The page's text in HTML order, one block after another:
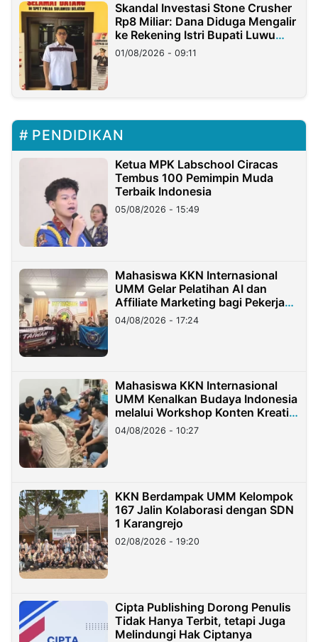
Skandal Investasi Stone Crusher
Rp8 Miliar: Dana Diduga Mengalir
ke Rekening Istri Bupati Luwu
Timur
01/08/2026 - 09:11
PENDIDIKAN
Ketua MPK Labschool Ciracas
Tembus 100 Pemimpin Muda
Terbaik Indonesia
05/08/2026 - 15:49
Mahasiswa KKN Internasional
UMM Gelar Pelatihan AI dan
Affiliate Marketing bagi Pekerja
Migran Indonesia di Taiwan
04/08/2026 - 17:24
Mahasiswa KKN Internasional
UMM Kenalkan Budaya Indonesia
melalui Workshop Konten Kreatif
di Taiwan
04/08/2026 - 10:27
KKN Berdampak UMM Kelompok
167 Jalin Kolaborasi dengan SDN
1 Karangrejo
02/08/2026 - 19:20
Cipta Publishing Dorong Penulis
Tidak Hanya Terbit, tetapi Juga
Melindungi Hak Ciptanya